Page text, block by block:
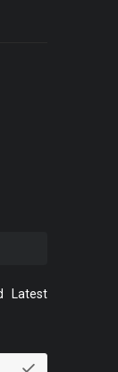
Latest